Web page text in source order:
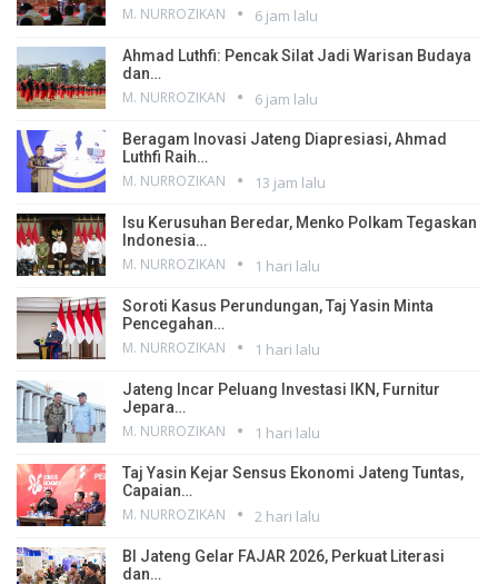
M. NURROZIKAN 6 jam lalu
Ahmad Luthfi: Pencak Silat Jadi Warisan Budaya
dan…
M. NURROZIKAN 6 jam lalu
Beragam Inovasi Jateng Diapresiasi, Ahmad
Luthfi Raih…
M. NURROZIKAN 13 jam lalu
Isu Kerusuhan Beredar, Menko Polkam Tegaskan
Indonesia…
M. NURROZIKAN 1 hari lalu
Soroti Kasus Perundungan, Taj Yasin Minta
Pencegahan…
M. NURROZIKAN 1 hari lalu
Jateng Incar Peluang Investasi IKN, Furnitur
Jepara…
M. NURROZIKAN 1 hari lalu
Taj Yasin Kejar Sensus Ekonomi Jateng Tuntas,
Capaian…
M. NURROZIKAN 2 hari lalu
BI Jateng Gelar FAJAR 2026, Perkuat Literasi
dan…